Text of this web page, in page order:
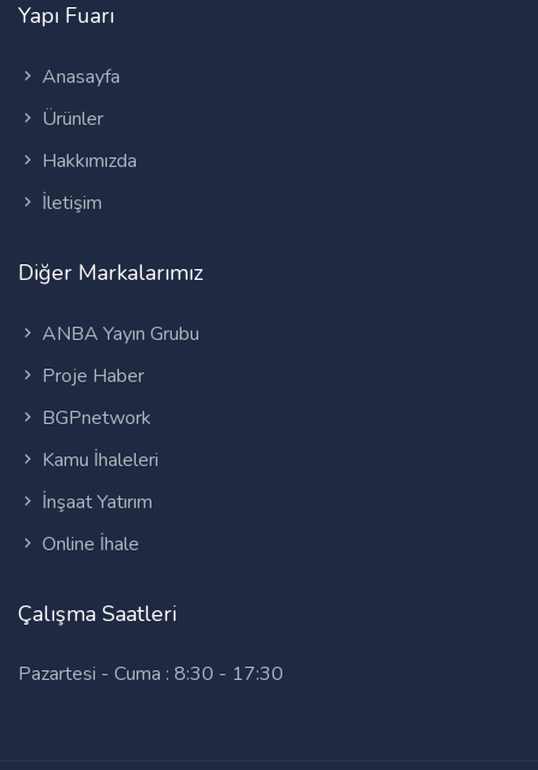
Yapı Fuarı
Anasayfa
Ürünler
Hakkımızda
İletişim
Diğer Markalarımız
ANBA Yayın Grubu
Proje Haber
BGPnetwork
Kamu İhaleleri
İnşaat Yatırım
Online İhale
Çalışma Saatleri
Pazartesi - Cuma : 8:30 - 17:30